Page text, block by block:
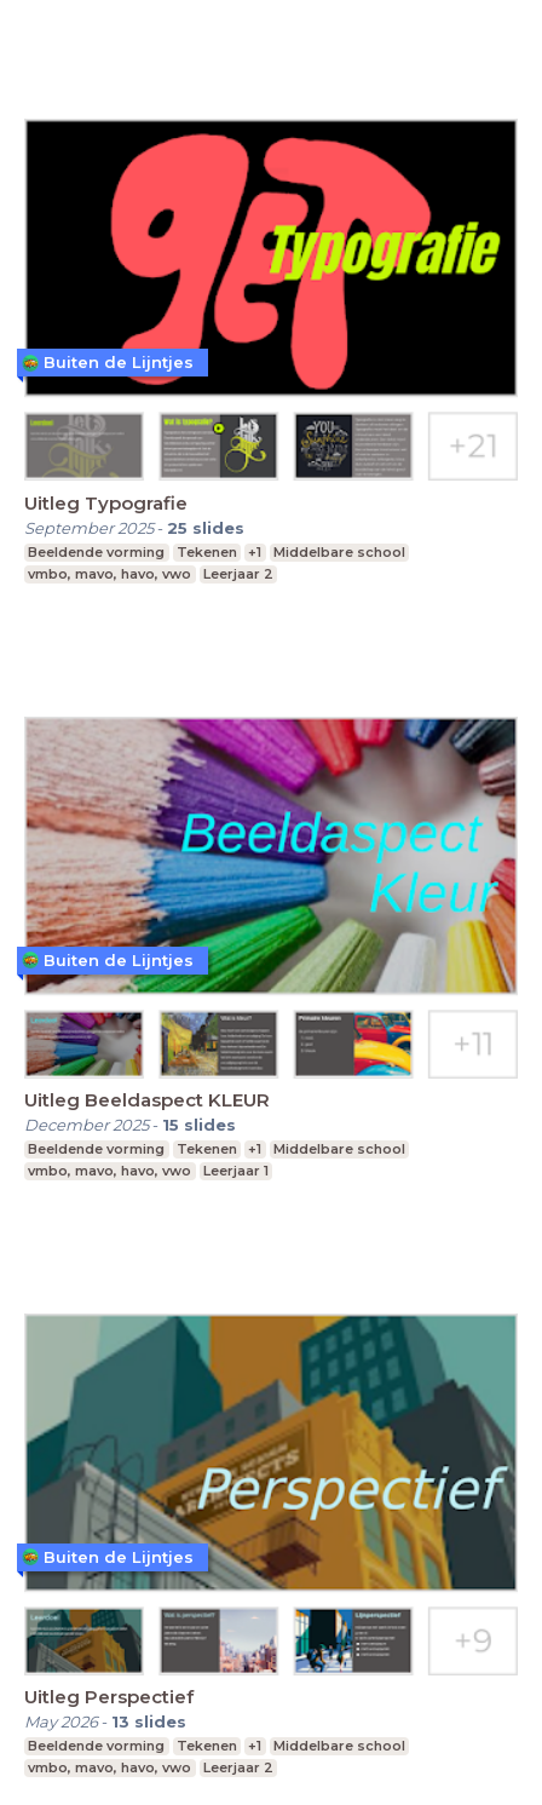
Uitleg Typografie
September 2025- 25 slides
Beeldende vorming Tekenen +1
Middelbare school
vmbo, mavo, havo, vwo
Leerjaar 2
Buiten de Lijntjes
Uitleg Beeldaspect KLEUR
December 2025- 15 slides
Beeldende vorming Tekenen +1
Middelbare school
vmbo, mavo, havo, vwo
Leerjaar 1
Buiten de Lijntjes
Uitleg Perspectief
May 2026- 13 slides
Beeldende vorming Tekenen +1
Middelbare school
vmbo, mavo, havo, vwo
Leerjaar 2
Buiten de Lijntjes